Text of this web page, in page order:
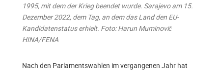
1995, mit dem der Krieg beendet wurde. Sarajevo am 15.
Dezember 2022, dem Tag, an dem das Land den EU-
Kandidatenstatus erhielt. Foto: Harun Muminović
HINA/FENA
Nach den Parlamentswahlen im vergangenen Jahr hat